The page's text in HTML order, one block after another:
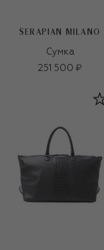
SERAPIAN MILANO
Сумка
251 500 ₽